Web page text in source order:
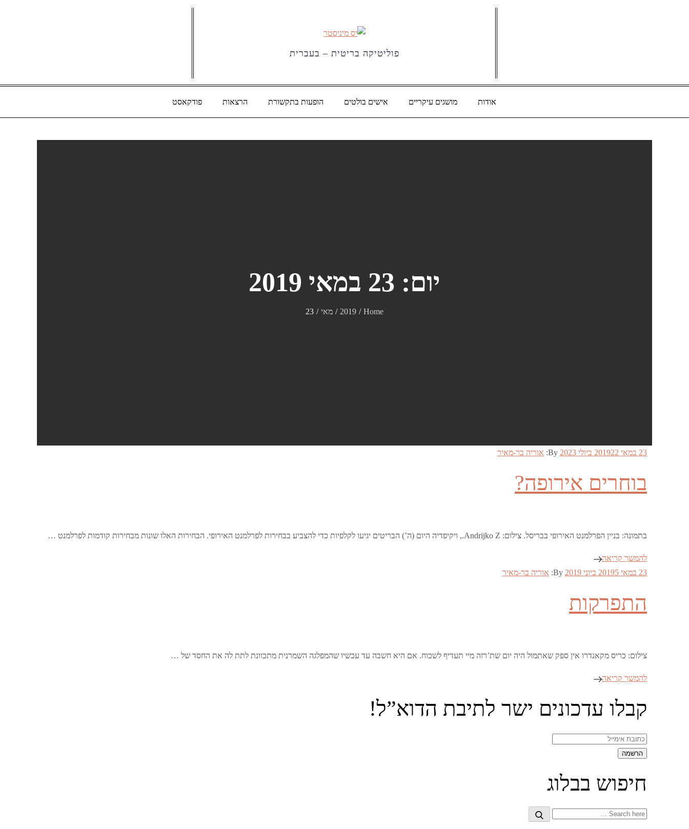
פוליטיקה בריטית – בעברית
אודות מושגים עיקריים אישים בולטים הופעות בתקשורת הרצאות פודקאסט
יום: 23 במאי 2019
Home
2019 מאי 23
Posted
23 במאי 2019 22 ביולי 2023 By: אוריה בר-מאיר
בוחרים אירופה?
בתמונה: בניין הפרלמנט האירופי בבריסל. צילום: Andrijko Z., ויקיפדיה היום (ה’) הבריטים יגיעו לקלפיות כדי להצביע בבחירות לפרלמנט האירופי. הבחירות האלו שונות מבחירות קודמות לפרלמנט …
להמשך קריאה
Posted
23 במאי 2019 5 ביוני 2019 By: אוריה בר-מאיר
התפרקות
צילום: כריס מקאנדרו אין ספק שאתמול היה יום שת’רזה מיי תעדיף לשכוח. אם היא חשבה עד עכשיו שהמפלגה השמרנית מתכוונת לתת לה את החסד של …
להמשך קריאה
קבלו עדכונים ישר לתיבת הדוא”ל!
חיפוש בבלוג
Search
Search